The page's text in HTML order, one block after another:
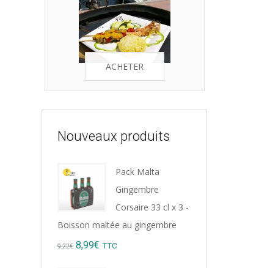
ACHETER
Nouveaux produits
Pack Malta
Gingembre
Corsaire 33 cl x 3 -
Boisson maltée au gingembre
9,22€ Original
8,99€ Current
TTC